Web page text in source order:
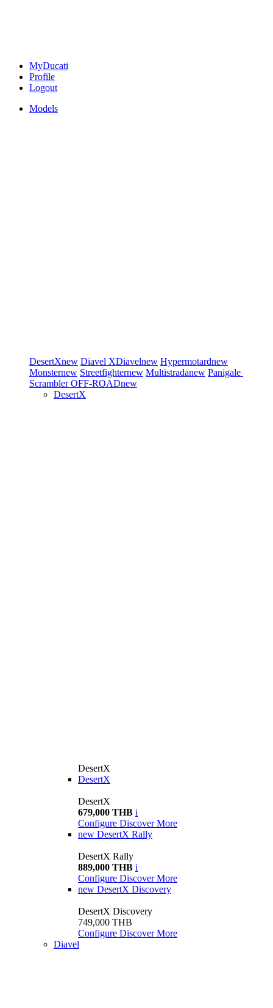
MyDucati
Profile
Logout
Models
DesertXnew Diavel XDiavelnew Hypermotardnew
Monsternew Streetfighternew Multistradanew Panigale
ScramblerOFF-ROADnew
DesertX
DesertX
DesertX
DesertX
679,000 THB i
Configure Discover More
new DesertX Rally
DesertX Rally
889,000 THB i
Configure Discover More
new DesertX Discovery
DesertX Discovery
749,000 THB
Configure Discover More
Diavel